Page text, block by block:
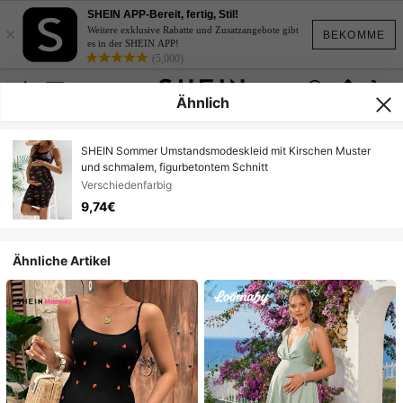
BEKOMME
×
SHEIN APP-Bereit, fertig, Stil!
Weitere exklusive Rabatte und Zusatzangebote gibt
es in der SHEIN APP!
(5,000)
Ähnlich
SHEIN Sommer Umstandsmodeskleid mit Kirschen Muster
und schmalem, figurbetontem Schnitt
Verschiedenfarbig
9,74€
Ähnliche Artikel